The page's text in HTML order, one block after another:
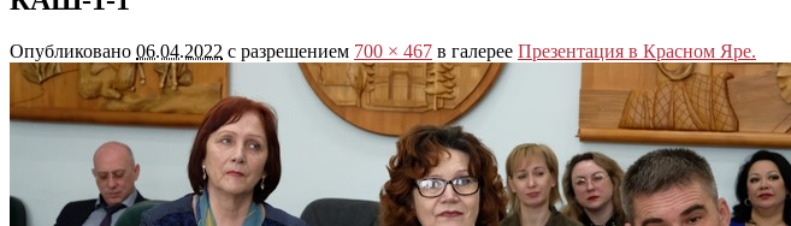
Опубликовано 06.04.2022 с разрешением 700 × 467 в галерее Презентация в Красном Яре.